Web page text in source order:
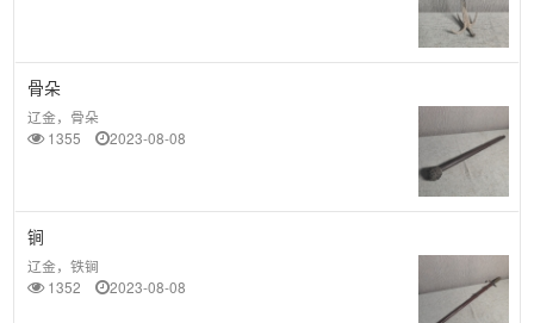
骨朵
辽金，骨朵
1355
2023-08-08
锏
辽金，铁锏
1352
2023-08-08